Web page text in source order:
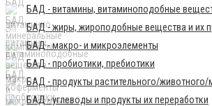
БАД - витамины, витаминоподобные
БАД - жиры, жироподобные вещества и их
БАД - макро- и микроэлементы
БАД - пробиотики, пребиотики
БАД - продукты растительного/
БАД - углеводы и продукты их переработки